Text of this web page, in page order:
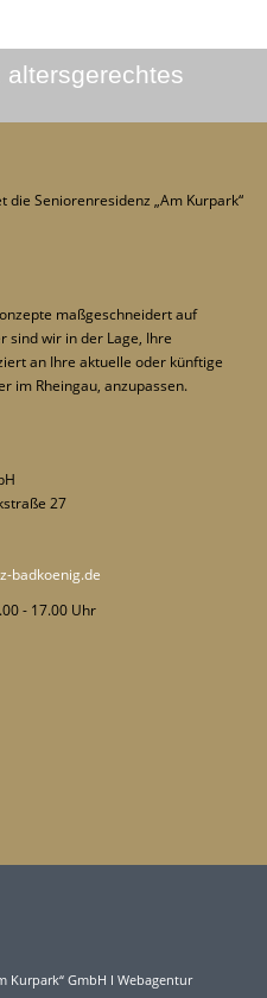
Seniorenresidenz „Am Kurpark“
maßgeschneidert auf
sind wir in der Lage, Ihre
an Ihre aktuelle oder künftige
im Rheingau, anzupassen.
27
badkoenig.de
- 17.00 Uhr
Kurpark“ GmbH I Webagentur